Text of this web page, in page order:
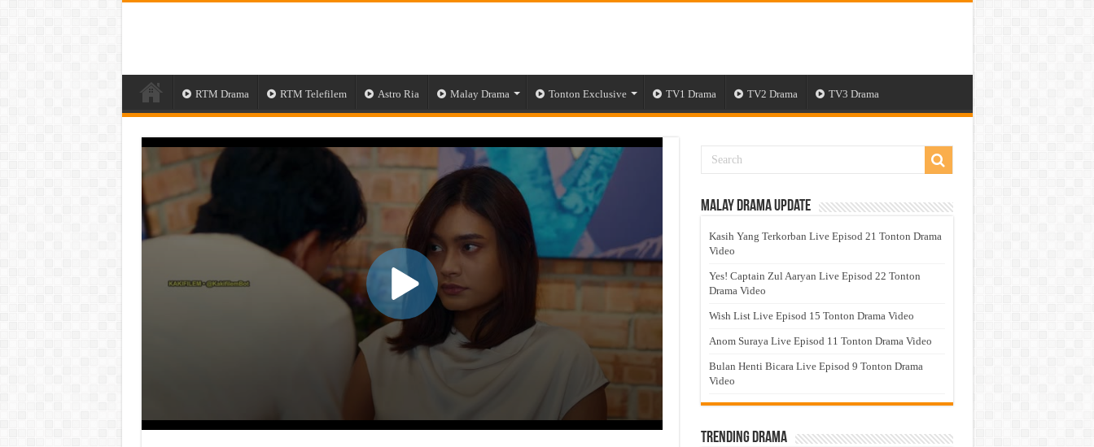
RTM Drama RTM Telefilem Astro Ria Malay Drama Tonton Exclusive TV1 Drama TV2 Drama TV3 Drama
Malay Drama Update
Kasih Yang Terkorban Live Episod 21 Tonton Drama
Video
Yes! Captain Zul Aaryan Live Episod 22 Tonton
Drama Video
Wish List Live Episod 15 Tonton Drama Video
Anom Suraya Live Episod 11 Tonton Drama Video
Bulan Henti Bicara Live Episod 9 Tonton Drama
Video
Trending Drama